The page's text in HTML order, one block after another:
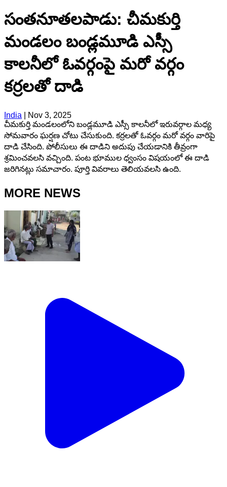
సంతనూతలపాడు: చీమకుర్తి
మండలం బండ్లమూడి ఎస్సీ
కాలనీలో ఓవర్గంపై మరో వర్గం
కర్రలతో దాడి
India
Nov 3, 2025
చీమకుర్తి మండలంలోని బండ్లమూడి ఎస్సీ కాలనీలో ఇరువర్గాల మధ్య
సోమవారం ఘర్షణ చోటు చేసుకుంది. కర్రలతో ఓవర్గం మరో వర్గం వారిపై
దాడి చేసింది. పోలీసులు ఈ దాడిని అదుపు చేయడానికి తీవ్రంగా
శ్రమించవలసి వచ్చింది. పంట భూముల ధ్వంసం విషయంలో ఈ దాడి
జరిగినట్లు సమాచారం. పూర్తి వివరాలు తెలియవలసి ఉంది.
MORE NEWS